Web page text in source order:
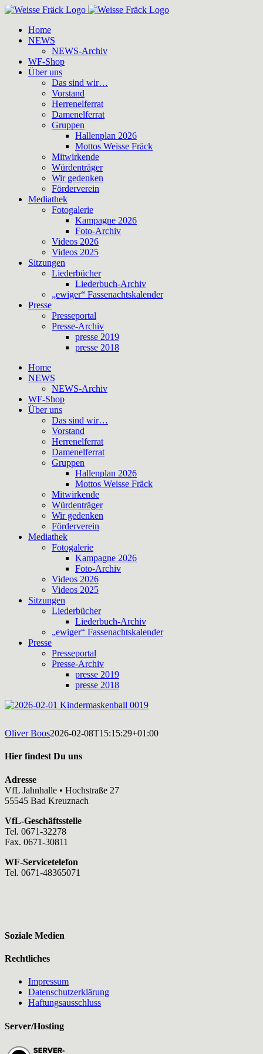
Zum
springenHome
NEWS
NEWS-Archiv
WF-Shop
Über uns
Das sind wir…
Vorstand
Herrenelferrat
Damenelferrat
Gruppen
Hallenplan 2026
Mottos Weisse Fräck
Mitwirkende
Würdenträger
Wir gedenken
Förderverein
Mediathek
Fotogalerie
Kampagne 2026
Foto-Archiv
Videos 2026
Videos 2025
Sitzungen
Liederbücher
Liederbuch-Archiv
„ewiger“ Fassenachtskalender
Presse
Presseportal
Presse-Archiv
presse 2019
presse 2018
Home
NEWS
NEWS-Archiv
WF-Shop
Über uns
Das sind wir…
Vorstand
Herrenelferrat
Damenelferrat
Gruppen
Hallenplan 2026
Mottos Weisse Fräck
Mitwirkende
Würdenträger
Wir gedenken
Förderverein
Mediathek
Fotogalerie
Kampagne 2026
Foto-Archiv
Videos 2026
Videos 2025
Sitzungen
Liederbücher
Liederbuch-Archiv
„ewiger“ Fassenachtskalender
Presse
Presseportal
Presse-Archiv
presse 2019
presse 2018
Oliver Boos2026-02-08T15:15:29+01:00
Hier findest Du uns
Adresse
VfL Jahnhalle • Hochstraße 27
55545 Bad Kreuznach
VfL-Geschäftsstelle
Tel. 0671-32278
Fax. 0671-30811
WF-Servicetelefon
Tel. 0671-48365071
Soziale Medien
Rechtliches
Impressum
Datenschutzerklärung
Haftungsausschluss
Server/Hosting